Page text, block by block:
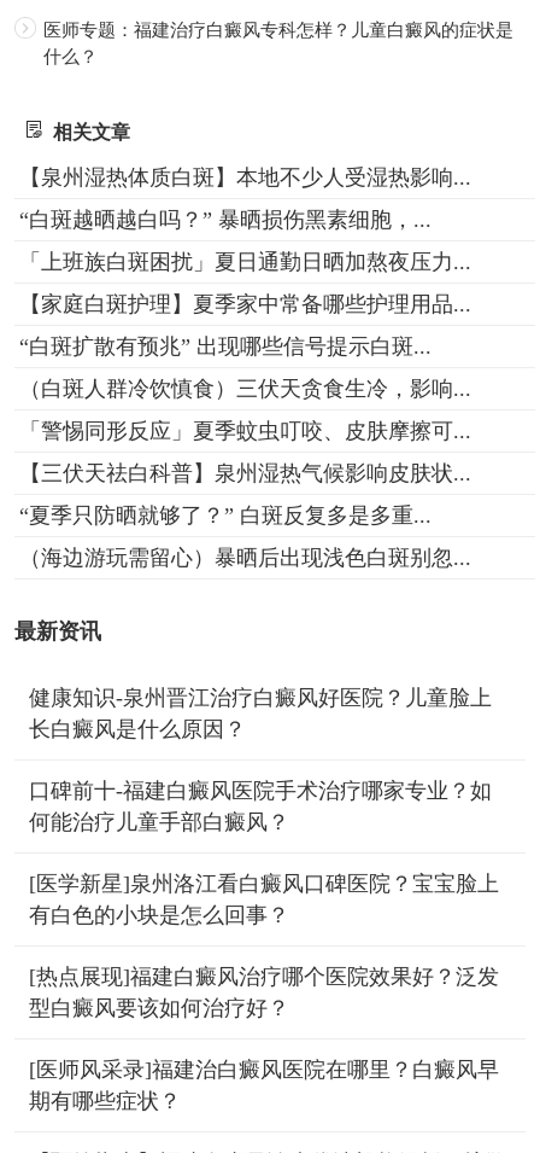
医师专题：福建治疗白癜风专科怎样？儿童白癜风的症状是
什么？
相关文章
【泉州湿热体质白斑】本地不少人受湿热影响...
“白斑越晒越白吗？” 暴晒损伤黑素细胞，...
「上班族白斑困扰」夏日通勤日晒加熬夜压力...
【家庭白斑护理】夏季家中常备哪些护理用品...
“白斑扩散有预兆” 出现哪些信号提示白斑...
（白斑人群冷饮慎食）三伏天贪食生冷，影响...
「警惕同形反应」夏季蚊虫叮咬、皮肤摩擦可...
【三伏天祛白科普】泉州湿热气候影响皮肤状...
“夏季只防晒就够了？” 白斑反复多是多重...
（海边游玩需留心）暴晒后出现浅色白斑别忽...
最新资讯
健康知识-泉州晋江治疗白癜风好医院？儿童脸上
长白癜风是什么原因？
口碑前十-福建白癜风医院手术治疗哪家专业？如
何能治疗儿童手部白癜风？
[医学新星]泉州洛江看白癜风口碑医院？宝宝脸上
有白色的小块是怎么回事？
[热点展现]福建白癜风治疗哪个医院效果好？泛发
型白癜风要该如何治疗好？
[医师风采录]福建治白癜风医院在哪里？白癜风早
期有哪些症状？